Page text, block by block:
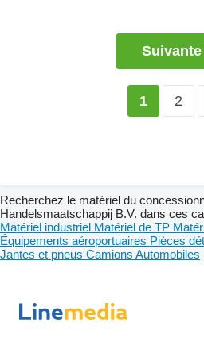
Suivante
1 2
Recherchez le matériel du
Handelsmaatschappij B.V. dans ces
Matériel industriel Matériel de TP
Équipements aéroportuaires Pièces
Jantes et pneus Camions Automobiles